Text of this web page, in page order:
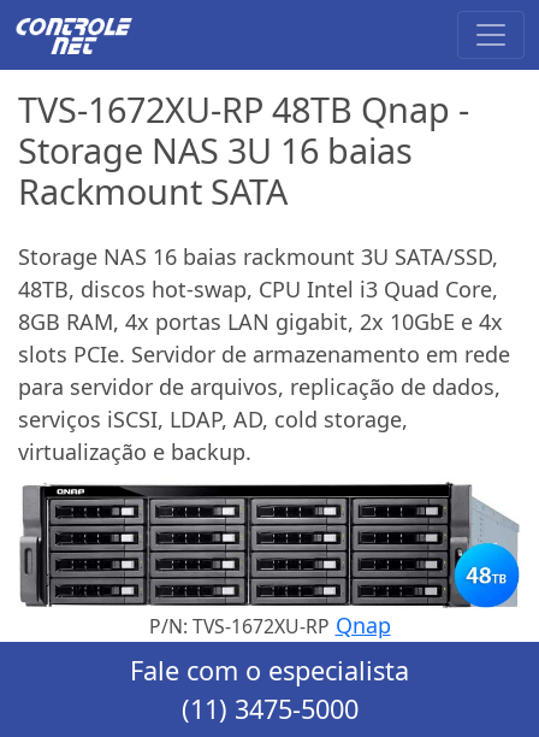
TVS-1672XU-RP 48TB Qnap -
Storage NAS 3U 16 baias
Rackmount SATA
Storage NAS 16 baias rackmount 3U SATA/SSD,
48TB, discos hot-swap, CPU Intel i3 Quad Core,
8GB RAM, 4x portas LAN gigabit, 2x 10GbE e 4x
slots PCIe. Servidor de armazenamento em rede
para servidor de arquivos, replicação de dados,
serviços iSCSI, LDAP, AD, cold storage,
virtualização e backup.
P/N: TVS-1672XU-RP Qnap
Fale com o especialista
(11) 3475-5000